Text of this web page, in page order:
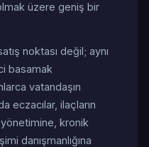
üzere geniş bir
noktası değil; aynı
basamak
vatandaşın
eczacılar, ilaçların
yönetimine, kronik
danışmanlığına